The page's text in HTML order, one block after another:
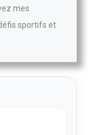
mes
sportifs et